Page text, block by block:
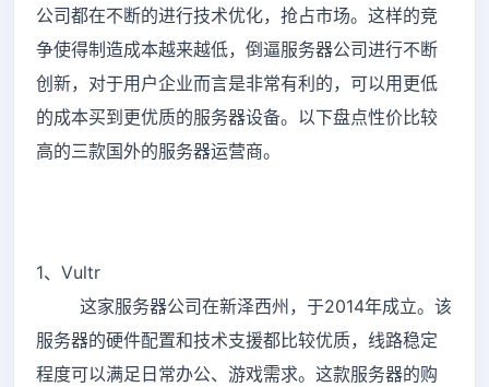
公司都在不断的进行技术优化，抢占市场。这样的竞
争使得制造成本越来越低，倒逼服务器公司进行不断
创新，对于用户企业而言是非常有利的，可以用更低
的成本买到更优质的服务器设备。以下盘点性价比较
高的三款国外的服务器运营商。
1、Vultr
这家服务器公司在新泽西州，于2014年成立。该
服务器的硬件配置和技术支援都比较优质，线路稳定
程度可以满足日常办公、游戏需求。这款服务器的购